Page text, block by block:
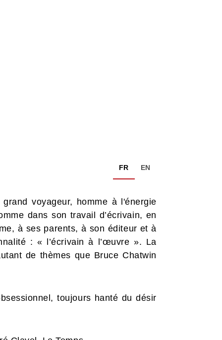
FR EN
voyageur, homme à l'énergie
dans son travail d’écrivain, en
à ses parents, à son éditeur et à
: « l’écrivain à l’œuvre ». La
de thèmes que Bruce Chatwin
toujours hanté du désir